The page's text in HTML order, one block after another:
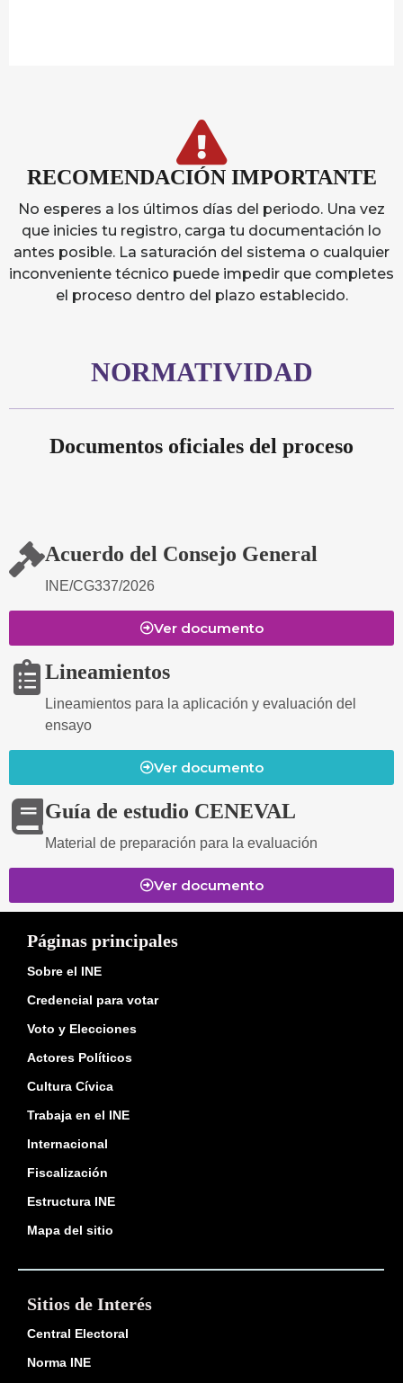
5 Cargos Disponibles
Convocatoria
RECOMENDACIÓN IMPORTANTE
No esperes a los últimos días del periodo. Una vez
que inicies tu registro, carga tu documentación lo
antes posible. La saturación del sistema o cualquier
inconveniente técnico puede impedir que completes
el proceso dentro del plazo establecido.
NORMATIVIDAD​
Documentos oficiales del proceso
Acuerdo del Consejo General
INE/CG337/2026
Ver documento
Lineamientos
Lineamientos para la aplicación y evaluación del
ensayo
Ver documento
Guía de estudio CENEVAL
Material de preparación para la evaluación
Ver documento
Páginas principales
Sobre el INE
Credencial para votar
Voto y Elecciones
Actores Políticos
Cultura Cívica
Trabaja en el INE
Internacional
Fiscalización
Estructura INE
Mapa del sitio
Sitios de Interés
Central Electoral
Norma INE